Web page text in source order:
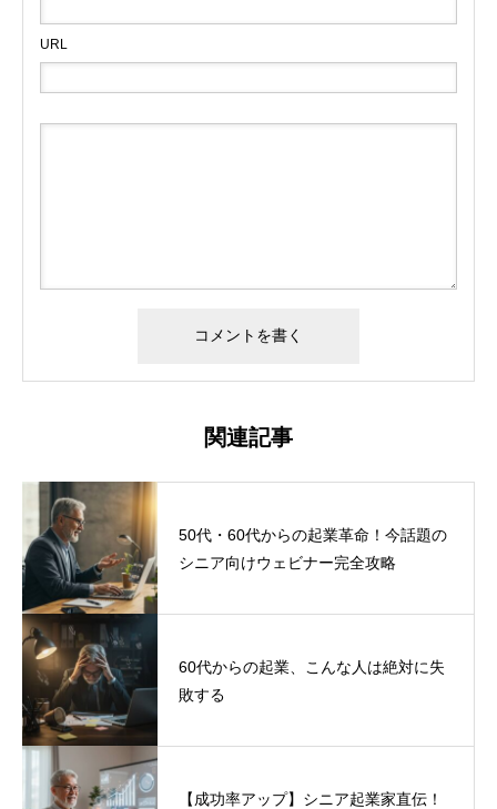
URL
関連記事
50代・60代からの起業革命！今話題の
シニア向けウェビナー完全攻略
60代からの起業、こんな人は絶対に失
敗する
【成功率アップ】シニア起業家直伝！